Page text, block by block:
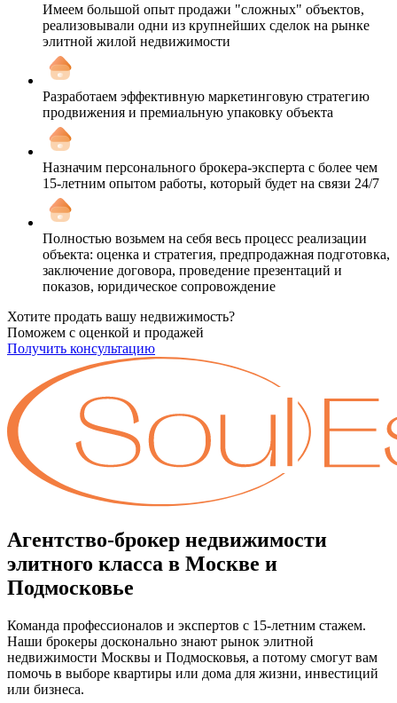
Имеем большой опыт продажи "сложных" объектов,
реализовывали одни из крупнейших сделок на рынке
элитной жилой недвижимости
Разработаем эффективную маркетинговую стратегию
продвижения и премиальную упаковку объекта
Назначим персонального брокера-эксперта с более чем
15-летним опытом работы, который будет на связи 24/7
Полностью возьмем на себя весь процесс реализации
объекта: оценка и стратегия, предпродажная подготовка,
заключение договора, проведение презентаций и
показов, юридическое сопровождение
Хотите продать вашу недвижимость?
Поможем с оценкой и продажей
Получить консультацию
Агентство-брокер недвижимости
элитного класса в Москве и
Подмосковье
Команда профессионалов и экспертов с 15-летним стажем.
Наши брокеры досконально знают рынок элитной
недвижимости Москвы и Подмосковья, а потому смогут вам
помочь в выборе квартиры или дома для жизни, инвестиций
или бизнеса.